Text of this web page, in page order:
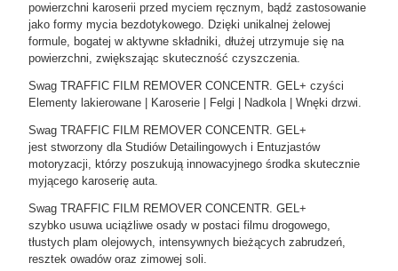
powierzchni karoserii przed myciem ręcznym, bądź zastosowanie
jako formy mycia bezdotykowego. Dzięki unikalnej żelowej
formule, bogatej w aktywne składniki, dłużej utrzymuje się na
powierzchni, zwiększając skuteczność czyszczenia.
Swag TRAFFIC FILM REMOVER CONCENTR. GEL+ czyści
Elementy lakierowane | Karoserie | Felgi | Nadkola | Wnęki drzwi.
Swag TRAFFIC FILM REMOVER CONCENTR. GEL+
jest stworzony dla Studiów Detailingowych i Entuzjastów
motoryzacji, którzy poszukują innowacyjnego środka skutecznie
myjącego karoserię auta.
Swag TRAFFIC FILM REMOVER CONCENTR. GEL+
szybko usuwa uciążliwe osady w postaci filmu drogowego,
tłustych plam olejowych, intensywnych bieżących zabrudzeń,
resztek owadów oraz zimowej soli.